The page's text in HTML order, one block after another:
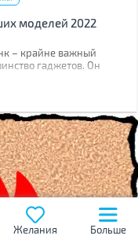
моделей 2022
– крайне важный
гаджетов. Он
волонтеры
моделей, каждую из
ситуациях.
Желания Больше